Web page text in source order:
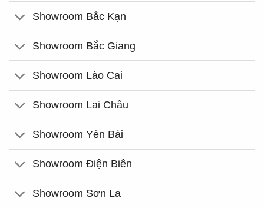
Showroom Bắc Kạn
Showroom Bắc Giang
Showroom Lào Cai
Showroom Lai Châu
Showroom Yên Bái
Showroom Điện Biên
Showroom Sơn La